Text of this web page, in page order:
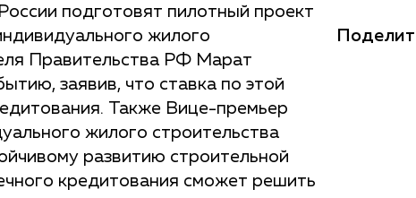
подготовят пилотный проект
жилого
Правительства РФ Марат
заявив, что ставка по этой
Также Вице-премьер
жилого строительства
развитию строительной
кредитования сможет решить